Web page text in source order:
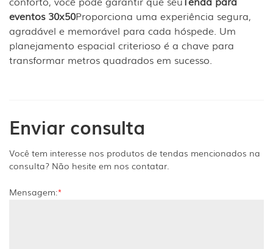
eventos 30x50Proporciona uma experiência segura,
agradável e memorável para cada hóspede. Um
planejamento espacial criterioso é a chave para
transformar metros quadrados em sucesso.
Enviar consulta
Você tem interesse nos produtos de tendas mencionados na
consulta? Não hesite em nos contatar.
Mensagem:*